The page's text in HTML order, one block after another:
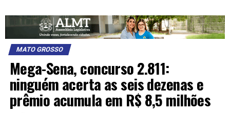
MATO GROSSO
Mega-Sena, concurso 2.811:
ninguém acerta as seis dezenas e
prêmio acumula em R$ 8,5 milhões